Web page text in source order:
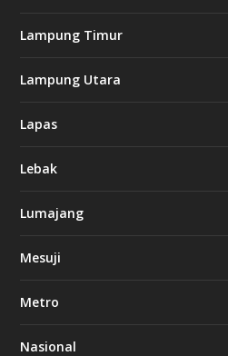
Lampung Timur
Lampung Utara
Lapas
Lebak
Lumajang
Mesuji
Metro
Nasional